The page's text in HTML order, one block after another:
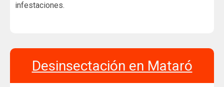
infestaciones.
Desinsectación en Mataró